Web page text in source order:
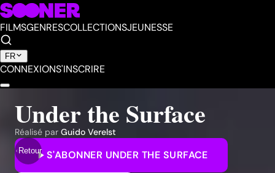
FILMSGENRESCOLLECTIONSJEUNESSE
FR
CONNEXIONS'INSCRIRE
Retour
Under the Surface
Réalisé par Guido Verelst
S'ABONNER UNDER THE SURFACE